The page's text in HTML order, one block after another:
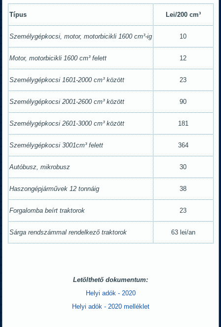
Típus Lei/200 cm³
Személygépkocsi, motor, motorbicikli 1600 cm³-ig 10
Motor, motorbicikli 1600 cm³ felett 12
Személygépkocsi 1601-2000 cm³ között 23
Személygépkocsi 2001-2600 cm³ között 90
Személygépkocsi 2601-3000 cm³ között 181
Személygépkocsi 3001cm³ felett 364
Autóbusz, mikrobusz 30
Haszongépjárművek 12 tonnáig 38
Forgalomba beírt traktorok 23
Sárga rendszámmal rendelkező traktorok 63 lei/an
Letölthető dokumentum:
Helyi adók - 2020
Helyi adók - 2020 melléklet